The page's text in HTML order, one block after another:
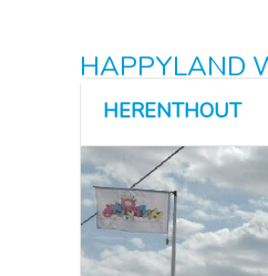
HAPPYLAND
HERENTHOUT